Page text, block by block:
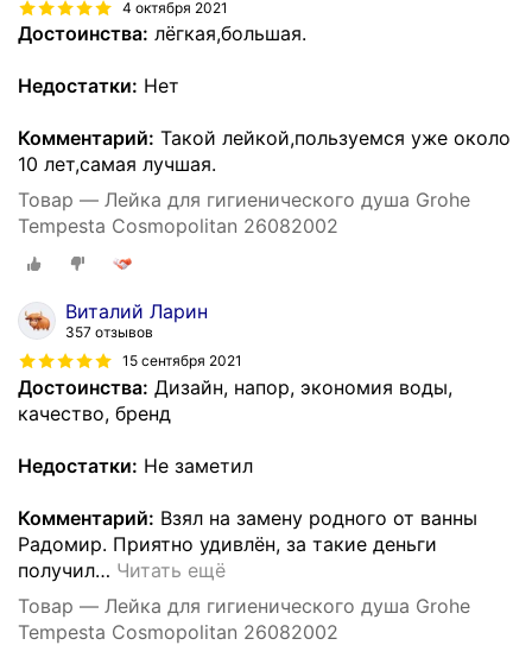
4 октября 2021
Достоинства: лёгкая,большая.
Недостатки: Нет
Комментарий: Такой лейкой,пользуемся уже около
10 лет,самая лучшая.
Товар — Лейка для гигиенического душа Grohe
Tempesta Cosmopolitan 26082002
Виталий Ларин
357 отзывов
15 сентября 2021
Достоинства: Дизайн, напор, экономия воды,
качество, бренд
Недостатки: Не заметил
Комментарий: Взял на замену родного от ванны
Радомир. Приятно удивлён, за такие деньги
получил… Читать ещё
Товар — Лейка для гигиенического душа Grohe
Tempesta Cosmopolitan 26082002